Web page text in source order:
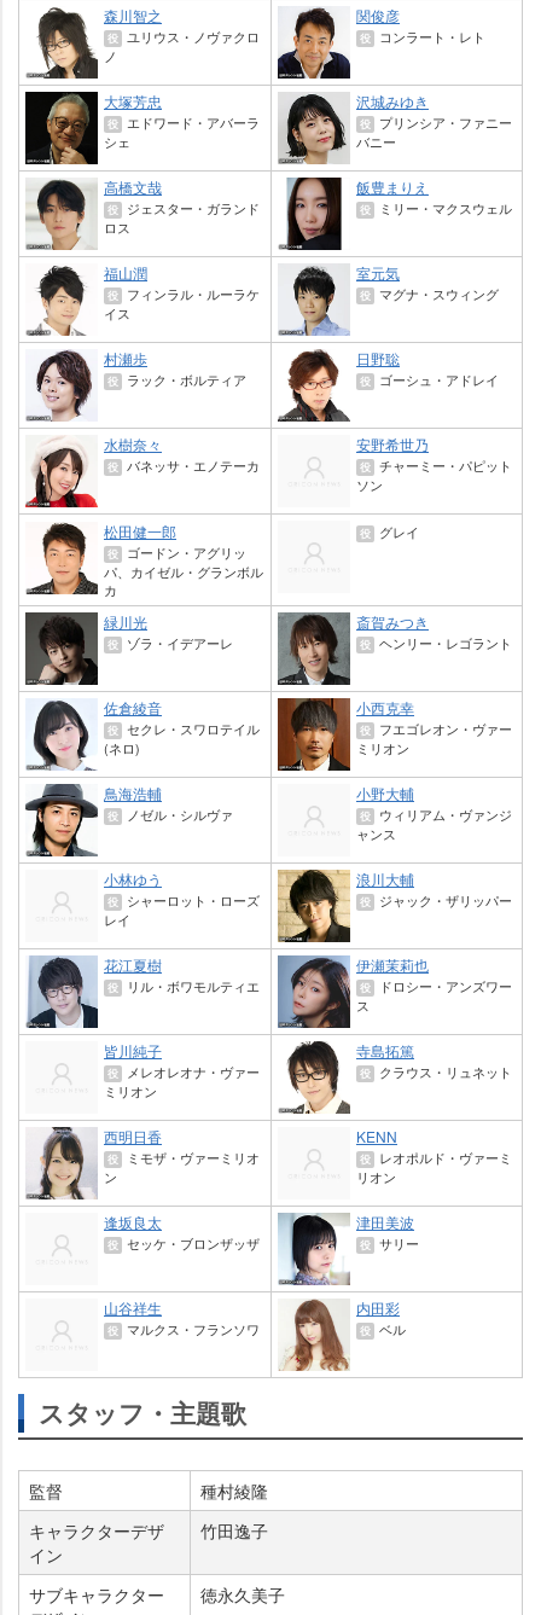
森川智之
役 ユリウス・ノヴァクロ
ノ
関俊彦
役 コンラート・レト
大塚芳忠
役 エドワード・アバーラ
シェ
沢城みゆき
役
プリンシア・ファニー
バニー
高橋文哉
役
ジェスター・ガランド
ロス
飯豊まりえ
役 ミリー・マクスウェル
福山潤
役
フィンラル・ルーラケ
イス
室元気
役 マグナ・スウィング
村瀬歩
役 ラック・ボルティア
日野聡
役 ゴーシュ・アドレイ
水樹奈々
役 バネッサ・エノテーカ
安野希世乃
役 チャーミー・パピット
ソン
松田健一郎
役
ゴードン・アグリッ
パ、カイゼル・グランボル
カ
役 グレイ
緑川光
役 ゾラ・イデアーレ
斎賀みつき
役 ヘンリー・レゴラント
佐倉綾音
役 セクレ・スワロテイル
(ネロ)
小西克幸
役
フエゴレオン・ヴァー
ミリオン
鳥海浩輔
役 ノゼル・シルヴァ
小野大輔
役
ウィリアム・ヴァンジ
ャンス
小林ゆう
役
シャーロット・ローズ
レイ
浪川大輔
役 ジャック・ザリッパー
花江夏樹
役 リル・ボワモルティエ
伊瀬茉莉也
役
ドロシー・アンズワー
ス
皆川純子
役
メレオレオナ・ヴァー
ミリオン
寺島拓篤
役 クラウス・リュネット
西明日香
役
ミモザ・ヴァーミリオ
ン
KENN
役
レオポルド・ヴァーミ
リオン
逢坂良太
役 セッケ・ブロンザッザ
津田美波
役 サリー
山谷祥生
役 マルクス・フランソワ
内田彩
役 ベル
スタッフ・主題歌
監督
種村綾隆
キャラクターデザ
イン
竹田逸子
サブキャラクター
徳永久美子